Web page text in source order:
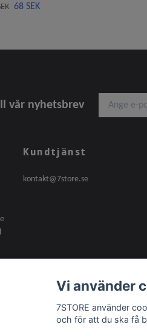
68 SEK
vår nyhetsbrev
Kundtjänst
kontakt@7store.se
Vi använder
7STORE använder
och för att du ska få